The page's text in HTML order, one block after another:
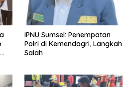
IPNU Sumsel: Penempatan
Polri di Kemendagri, Langkah
Salah